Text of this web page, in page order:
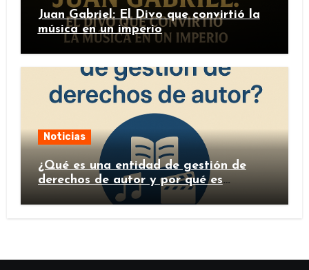
Juan Gabriel: El Divo que convirtió la
música en un imperio
Noticias
¿Qué es una entidad de gestión de
derechos de autor y por qué es
importante?